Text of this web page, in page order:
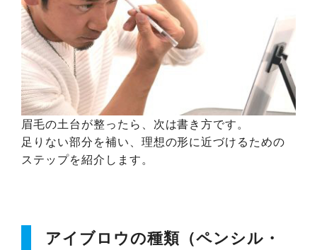
眉毛の土台が整ったら、次は書き方です。
足りない部分を補い、理想の形に近づけるための
ステップを紹介します。
アイブロウの種類（ペンシル・